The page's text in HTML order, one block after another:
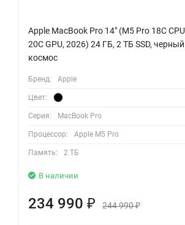
Apple MacBook Pro 14" (M5 Pro 18C
20C GPU, 2026) 24 ГБ, 2 ТБ SSD, черный
космос
Бренд: Apple
Цвет:
Серия: MacBook Pro
Процессор: Apple M5 Pro
Память: 2 ТБ
В наличии
234 990 ₽ 244 990₽